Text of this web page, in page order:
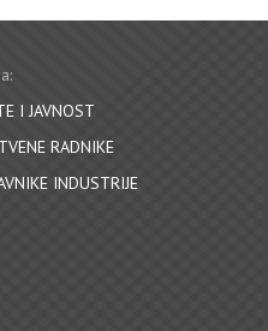
I JAVNOST
RADNIKE
INDUSTRIJE